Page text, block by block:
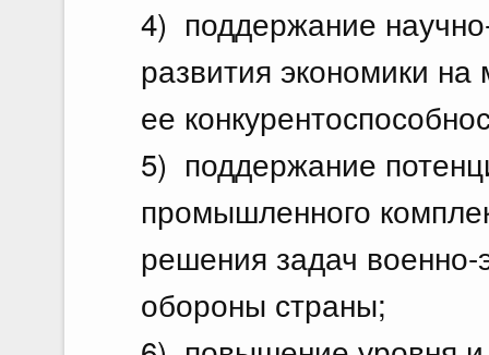
4) поддержание
развития экономики
ее
5) поддержание
промышленного
решения задач военно-
обороны страны;